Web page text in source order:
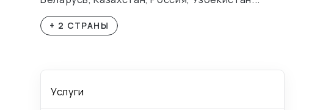
+ 2 СТРАНЫ
Услуги